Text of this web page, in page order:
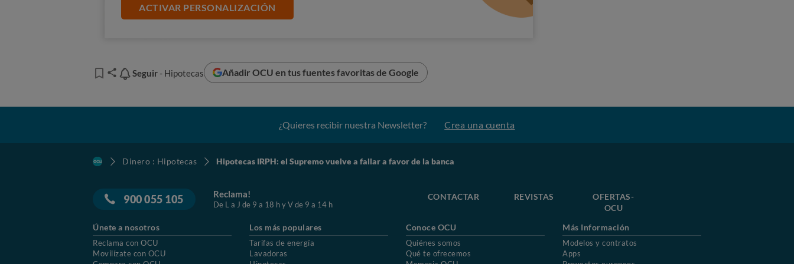
Con esta decisión, un auténtico jarro de agua fría para los intereses de miles de usuarios
AFECTADOS POR HIPOTECAS IRPH
ACTIVAR PERSONALIZACIÓN
Seguir
Seguir - Hipotecas Añadir OCU en tus fuentes favoritas de Google
¿Quieres recibir nuestra Newsletter? Crea una cuenta
Dinero : Hipotecas Hipotecas IRPH: el Supremo vuelve a fallar a favor de la banca
900 055 105 Reclama!
De L a J de 9 a 18 h y V de 9 a 14 h
CONTACTAR REVISTAS
OFERTAS-
OCU
Únete a nosotros
Reclama con OCU
Movilízate con OCU
Los más populares
Tarifas de energía
Lavadoras
Conoce OCU
Quiénes somos
Qué te ofrecemos
Más Información
Modelos y contratos
Apps